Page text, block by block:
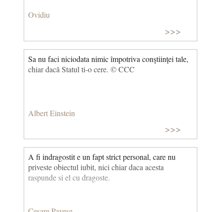
Ovidiu
>>>
Sa nu faci niciodata nimic împotriva conştiinţei tale,
chiar dacă Statul ti-o cere. © CCC
Albert Einstein
>>>
A fi indragostit e un fapt strict personal, care nu
priveste obiectul iubit, nici chiar daca acesta
raspunde si el cu dragoste.